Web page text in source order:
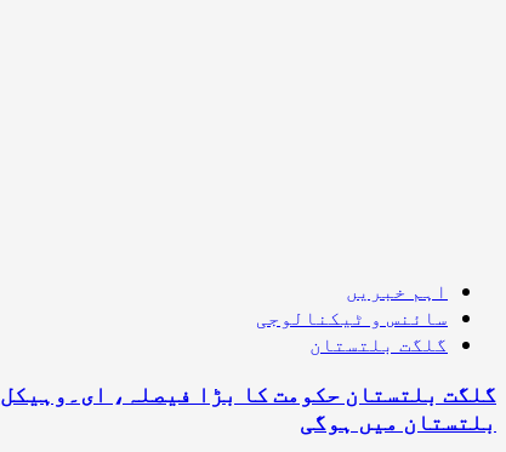
اہم خبریں
سائنس و ٹیکنالوجی
گلگت بلتستان
بلتستان میں ہوگی